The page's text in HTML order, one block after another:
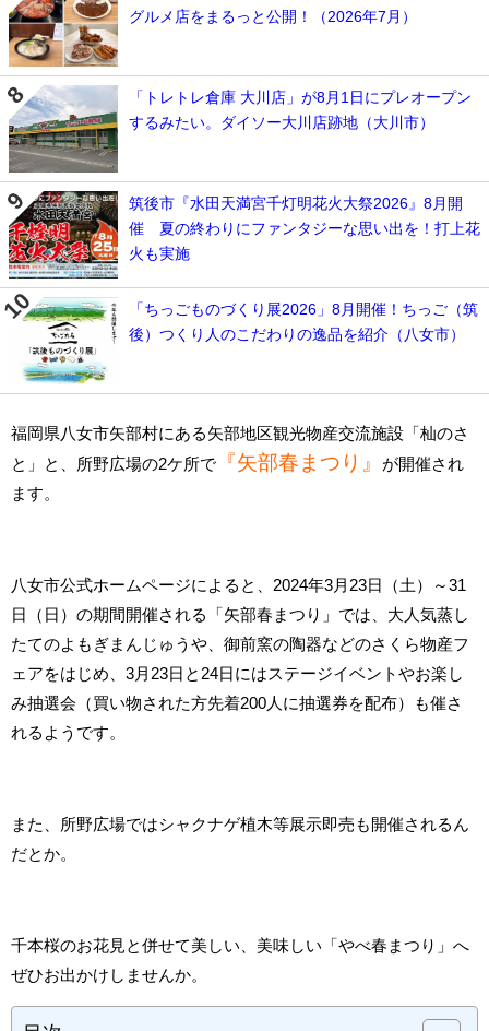
グルメ店をまるっと公開！（2026年7月）
「トレトレ倉庫 大川店」が8月1日にプレオープン
するみたい。ダイソー大川店跡地（大川市）
筑後市『水田天満宮千灯明花火大祭2026』8月開
催 夏の終わりにファンタジーな思い出を！打上花
火も実施
「ちっごものづくり展2026」8月開催！ちっご（筑
後）つくり人のこだわりの逸品を紹介（八女市）
福岡県八女市矢部村にある矢部地区観光物産交流施設「杣のさ
と」と、所野広場の2ケ所で
『矢部春まつり』
が開催され
ます。
八女市公式ホームページによると、2024年3月23日（土）～31
日（日）の期間開催される「矢部春まつり」では、大人気蒸し
たてのよもぎまんじゅうや、御前窯の陶器などのさくら物産フ
ェアをはじめ、3月23日と24日にはステージイベントやお楽し
み抽選会（買い物された方先着200人に抽選券を配布）も催さ
れるようです。
また、所野広場ではシャクナゲ植木等展示即売も開催されるん
だとか。
千本桜のお花見と併せて美しい、美味しい「やべ春まつり」へ
ぜひお出かけしませんか。